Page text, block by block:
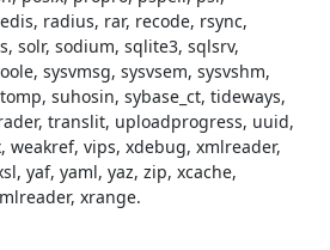
radius, rar, recode, rsync,
solr, sodium, sqlite3, sqlsrv,
sysvmsg, sysvsem, sysvshm,
suhosin, sybase_ct, tideways,
translit, uploadprogress, uuid,
weakref, vips, xdebug, xmlreader,
yaf, yaml, yaz, zip, xcache,
xrange.